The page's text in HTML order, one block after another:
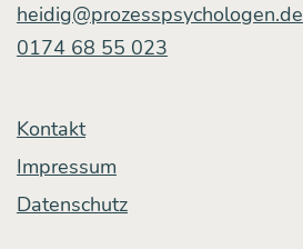
ren
heidig@prozesspsychologen.de
0174 68 55 023
Kontakt
Impressum
Datenschutz